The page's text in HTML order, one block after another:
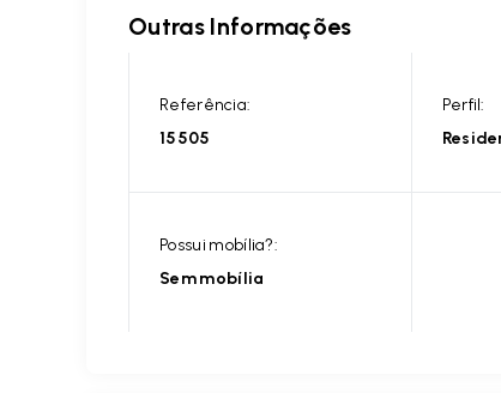
Outras Informações
Referência:
15505
Perfil:
Possui mobília?:
Sem mobília